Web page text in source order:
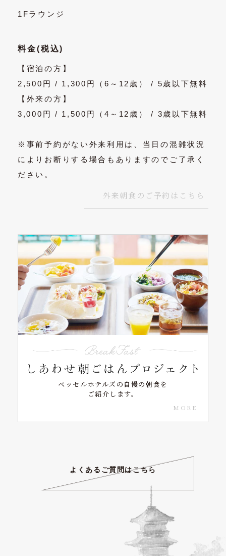
1Fラウンジ
料金(税込)
【宿泊の方】
2,500円 / 1,300円（6～12歳） / 5歳以下無料
【外来の方】
3,000円 / 1,500円（4～12歳） / 3歳以下無料
※事前予約がない外来利用は、当日の混雑状況
によりお断りする場合もありますのでご了承く
ださい。
外来朝食のご予約はこちら
ベッセルホテルズの自慢の朝食を
ご紹介します。
MORE
よくあるご質問はこちら